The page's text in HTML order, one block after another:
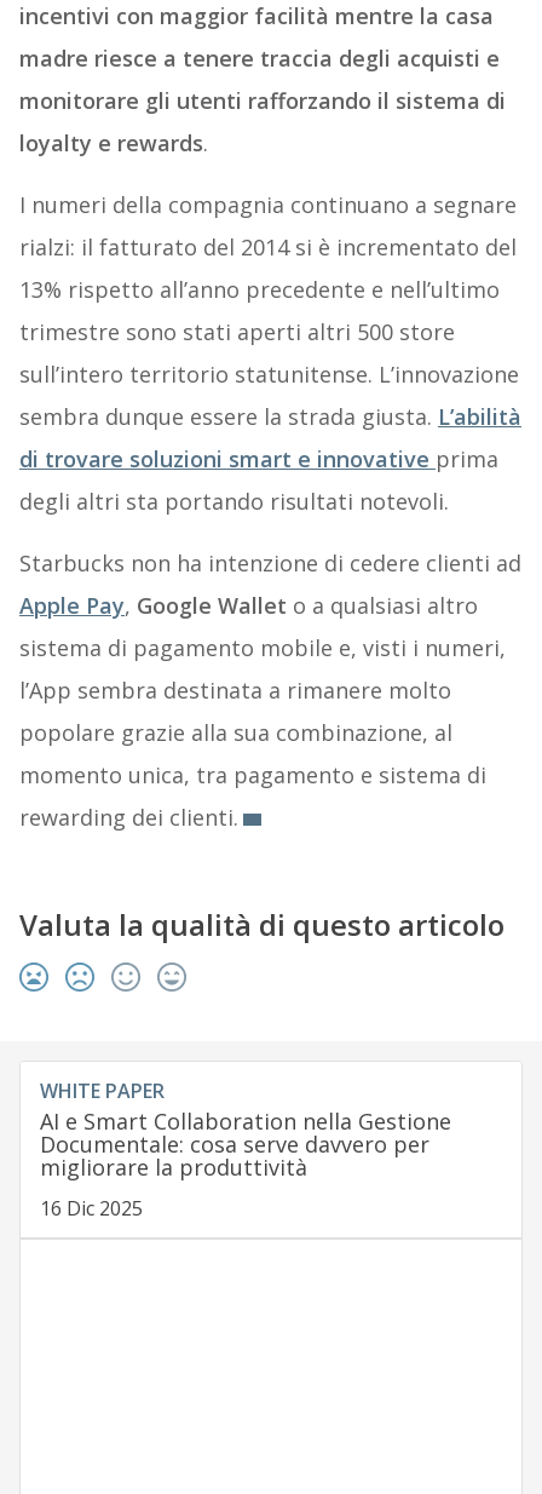
incentivi con maggior facilità mentre la casa
madre riesce a tenere traccia degli acquisti e
monitorare gli utenti rafforzando il sistema di
loyalty e rewards.
I numeri della compagnia continuano a segnare
rialzi: il fatturato del 2014 si è incrementato del
13% rispetto all’anno precedente e nell’ultimo
trimestre sono stati aperti altri 500 store
sull’intero territorio statunitense. L’innovazione
sembra dunque essere la strada giusta. L’abilità
di trovare soluzioni smart e innovative prima
degli altri sta portando risultati notevoli.
Starbucks non ha intenzione di cedere clienti ad
Apple Pay, Google Wallet o a qualsiasi altro
sistema di pagamento mobile e, visti i numeri,
l’App sembra destinata a rimanere molto
popolare grazie alla sua combinazione, al
momento unica, tra pagamento e sistema di
rewarding dei clienti.
Valuta la qualità di questo articolo
WHITE PAPER
AI e Smart Collaboration nella Gestione
Documentale: cosa serve davvero per
migliorare la produttività
16 Dic 2025